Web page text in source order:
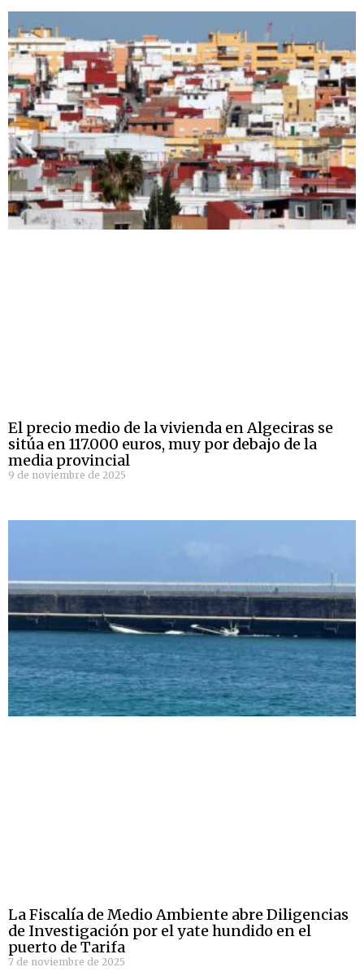
El precio medio de la vivienda en Algeciras se
sitúa en 117.000 euros, muy por debajo de la
media provincial
9 de noviembre de 2025
La Fiscalía de Medio Ambiente abre Diligencias
de Investigación por el yate hundido en el
puerto de Tarifa
7 de noviembre de 2025